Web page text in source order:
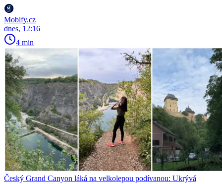
Mobify.cz
dnes, 12:16
4 min
Český Grand Canyon láká na velkolepou podívanou: Ukrývá